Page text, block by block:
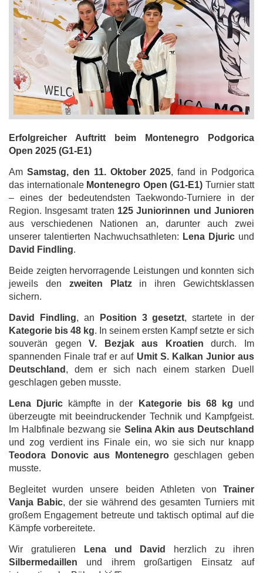
Erfolgreicher Auftritt beim Montenegro Podgorica
Open 2025 (G1-E1)
Am Samstag, den 11. Oktober 2025, fand in Podgorica
das internationale Montenegro Open (G1-E1) Turnier statt
– eines der bedeutendsten Taekwondo-Turniere in der
Region. Insgesamt traten 125 Juniorinnen und Junioren
aus verschiedenen Nationen an, darunter auch zwei
unserer talentierten Nachwuchsathleten: Lena Djuric und
David Findling.
Beide zeigten hervorragende Leistungen und konnten sich
jeweils den zweiten Platzin ihren Gewichtsklassen
sichern.
David Findling, an Position 3 gesetzt, startete in der
Kategorie bis 48 kg. In seinem ersten Kampf setzte er sich
souverän gegenV. Bezjak aus Kroatien durch. Im
spannenden Finale traf er auf Umit S. Kalkan Junior aus
Deutschland , dem er sich nach einem starken Duell
geschlagen geben musste.
Lena Djuric kämpfte in der Kategorie bis 68 kg und
überzeugte mit beeindruckender Technik und Kampfgeist.
Im Halbfinale bezwang sie Selina Akin aus Deutschland
und zog verdient ins Finale ein, wo sie sich nur knapp
Teodora Donovic aus Montenegrogeschlagen geben
musste.
Begleitet wurden unsere beiden Athleten von Trainer
Vanja Babic, der sie während des gesamten Turniers mit
großem Engagement betreute und taktisch optimal auf die
Kämpfe vorbereitete.
Wir gratulieren Lena und David
herzlich zu ihren
Silbermedaillen und ihrem großartigen Einsatz auf